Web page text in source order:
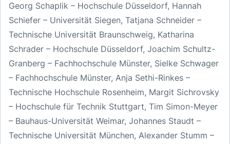
Georg Schaplik – Hochschule Düsseldorf, Hannah
Schiefer – Universität Siegen, Tatjana Schneider –
Technische Universität Braunschweig, Katharina
Schrader – Hochschule Düsseldorf, Joachim Schultz-
Granberg – Fachhochschule Münster, Sielke Schwager
– Fachhochschule Münster, Anja Sethi-Rinkes –
Technische Hochschule Rosenheim, Margit Sichrovsky
– Hochschule für Technik Stuttgart, Tim Simon-Meyer
– Bauhaus-Universität Weimar, Johannes Staudt –
Technische Universität München, Alexander Stumm –